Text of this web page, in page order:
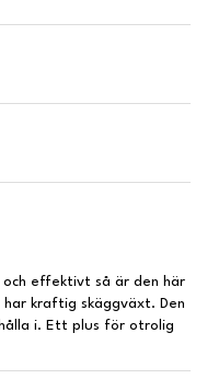
och effektivt så är den här
kraftig skäggväxt. Den
i. Ett plus för otrolig